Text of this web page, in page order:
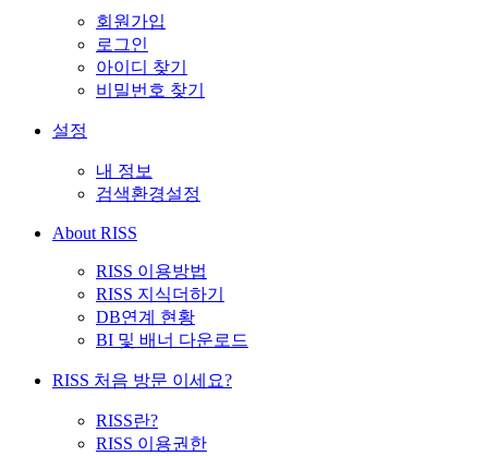
회원가입
로그인
아이디 찾기
비밀번호 찾기
설정
내 정보
검색환경설정
About RISS
RISS 이용방법
RISS 지식더하기
DB연계 현황
BI 및 배너 다운로드
RISS 처음 방문 이세요?
RISS란?
RISS 이용권한